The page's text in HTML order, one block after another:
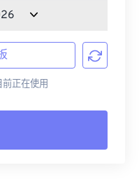
前正在使用